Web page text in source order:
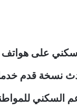
على هواتف
نسخة قدم
السكني